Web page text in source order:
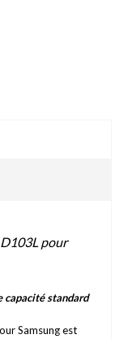
pour
capacité standard
Samsung est